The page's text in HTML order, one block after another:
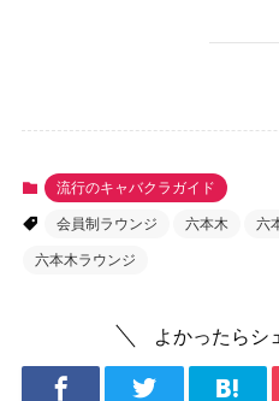
流行のキャバクラガイド
会員制ラウンジ 六本木 六
六本木ラウンジ
よかったらシ